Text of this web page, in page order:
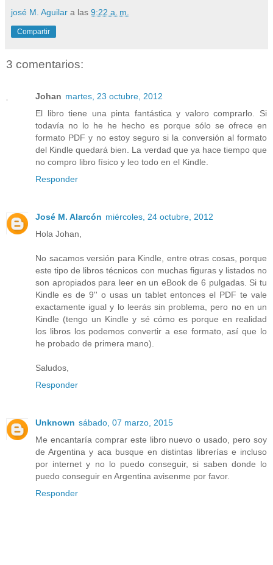
josé M. Aguilar a las 9:22 a. m.
Compartir
3 comentarios:
Johan martes, 23 octubre, 2012
El libro tiene una pinta fantástica y valoro comprarlo. Si
todavía no lo he he hecho es porque sólo se ofrece en
formato PDF y no estoy seguro si la conversión al formato
del Kindle quedará bien. La verdad que ya hace tiempo que
no compro libro físico y leo todo en el Kindle.
Responder
José M. Alarcón miércoles, 24 octubre, 2012
Hola Johan,
No sacamos versión para Kindle, entre otras cosas, porque
este tipo de libros técnicos con muchas figuras y listados no
son apropiados para leer en un eBook de 6 pulgadas. Si tu
Kindle es de 9'' o usas un tablet entonces el PDF te vale
exactamente igual y lo leerás sin problema, pero no en un
Kindle (tengo un Kindle y sé cómo es porque en realidad
los libros los podemos convertir a ese formato, así que lo
he probado de primera mano).
Saludos,
Responder
Unknown sábado, 07 marzo, 2015
Me encantaría comprar este libro nuevo o usado, pero soy
de Argentina y aca busque en distintas librerías e incluso
por internet y no lo puedo conseguir, si saben donde lo
puedo conseguir en Argentina avisenme por favor.
Responder